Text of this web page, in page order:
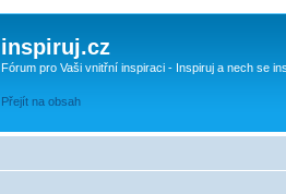
inspiruj.cz
Fórum pro Vaši vnitřní inspiraci - Inspiruj a nech se
Přejít na obsah